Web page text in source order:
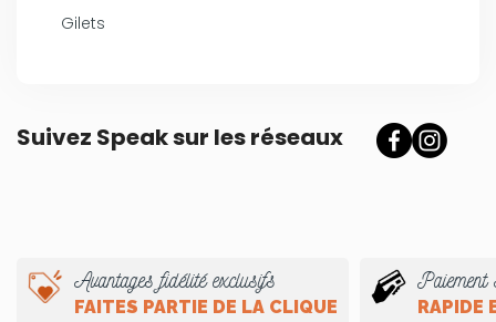
Gilets
Suivez Speak sur les réseaux
Avantages fidélité exclusifs
FAITES PARTIE DE LA CLIQUE
Paiement
RAPIDE